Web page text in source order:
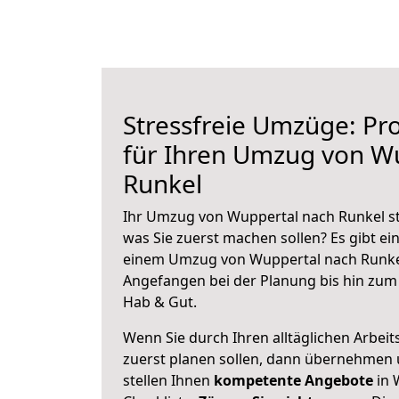
Stressfreie Umzüge:
für Ihren Umzug von
Runkel
Ihr Umzug von Wuppertal nach Runkel
was Sie zuerst machen sollen? Es gibt
einem Umzug von Wuppertal nach
Angefangen bei der Planung bis hin
Hab & Gut.
Wenn Sie durch Ihren alltäglichen
zuerst planen sollen, dann
stellen Ihnen kompetente Angebote in